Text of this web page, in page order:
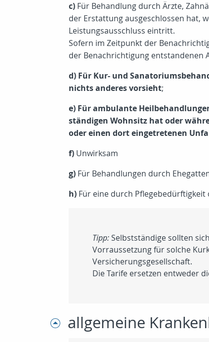
c) Für Behandlung durch Ärzte,
der Erstattung ausgeschlossen hat,
Leistungsausschluss eintritt.
Sofern im Zeitpunkt der
der Benachrichtigung entstandenen
d) Für Kur- und
nichts anderes vorsieht;
e) Für ambulante
ständigen Wohnsitz hat oder
oder einen dort eingetretenen
f) Unwirksam
g) Für Behandlungen durch
h) Für eine durch
Tipp:Selbstständige sollten
Vorraussetzung für solche
Versicherungsgesellschaft.
Die Tarife ersetzen entweder
allgemeine